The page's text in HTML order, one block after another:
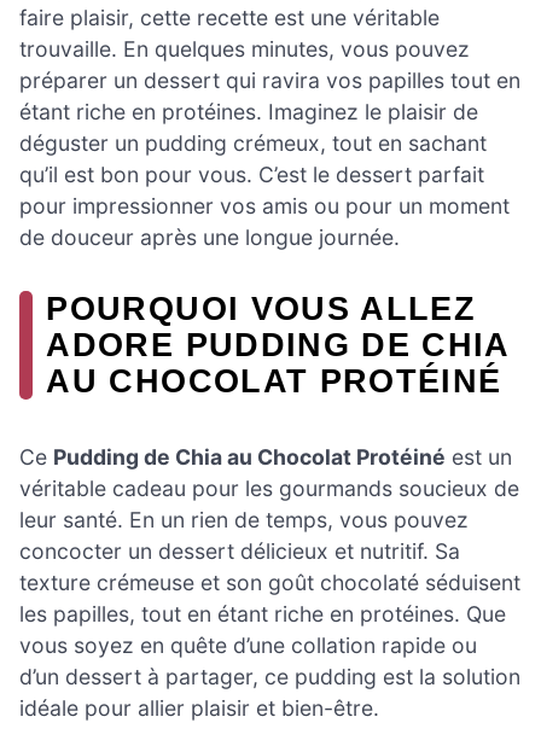
faire plaisir, cette recette est une véritable
trouvaille. En quelques minutes, vous pouvez
préparer un dessert qui ravira vos papilles tout en
étant riche en protéines. Imaginez le plaisir de
déguster un pudding crémeux, tout en sachant
qu’il est bon pour vous. C’est le dessert parfait
pour impressionner vos amis ou pour un moment
de douceur après une longue journée.
POURQUOI VOUS ALLEZ
ADORE PUDDING DE CHIA
AU CHOCOLAT PROTÉINÉ
Ce Pudding de Chia au Chocolat Protéiné est un
véritable cadeau pour les gourmands soucieux de
leur santé. En un rien de temps, vous pouvez
concocter un dessert délicieux et nutritif. Sa
texture crémeuse et son goût chocolaté séduisent
les papilles, tout en étant riche en protéines. Que
vous soyez en quête d’une collation rapide ou
d’un dessert à partager, ce pudding est la solution
idéale pour allier plaisir et bien-être.